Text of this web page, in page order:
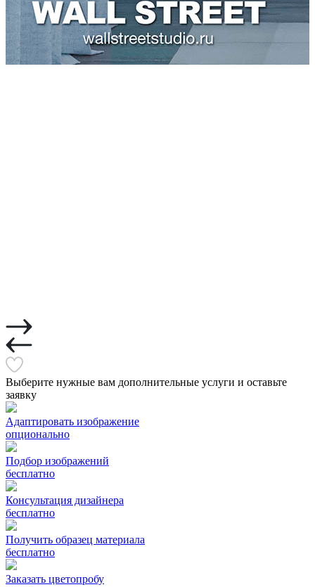
Выберите нужные вам дополнительные услуги и оставьте
заявку
Адаптировать изображение
опционально
Подбор изображений
бесплатно
Консультация дизайнера
бесплатно
Получить образец материала
бесплатно
Заказать цветопробу